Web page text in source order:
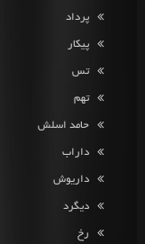
پرداد
پیکار
تس
تهم
حامد اسلش
داراب
داریوش
دیگرد
رخ